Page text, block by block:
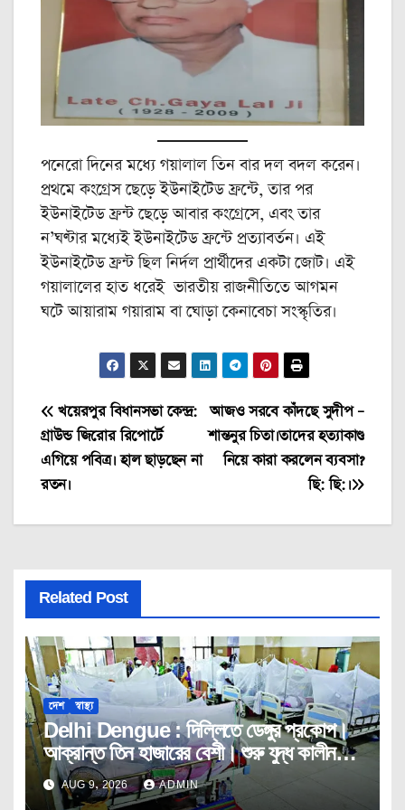
পনেরো দিনের মধ্যে গয়ালাল তিন বার দল বদল করেন।
প্রথমে কংগ্রেস ছেড়ে ইউনাইটেড ফ্রন্টে, তার পর
ইউনাইটেড ফ্রন্ট ছেড়ে আবার কংগ্রেসে, এবং তার
ন’ঘণ্টার মধ্যেই ইউনাইটেড ফ্রন্টে প্রত্যাবর্তন। এই
ইউনাইটেড ফ্রন্ট ছিল নির্দল প্রার্থীদের একটা জোট। এই
গয়ালালের হাত ধরেই ভারতীয় রাজনীতিতে আগমন
ঘটে আয়ারাম গয়ারাম বা ঘোড়া কেনাবেচা সংস্কৃতির।
Post
navigation
আজও সরবে কাঁদছে সুদীপ –
শান্তনুর চিতা।তাদের হত্যাকাণ্ড
নিয়ে কারা করলেন ব্যবসা?
ছি: ছি:।
খয়েরপুর বিধানসভা কেন্দ্র:
গ্রাউন্ড জিরোর রিপোর্টে
এগিয়ে পবিত্র। হাল ছাড়ছেন না
রতন।
Related Post
দেশ স্বাস্থ্য
Delhi Dengue : দিল্লিতে ডেঙ্গুর প্রকোপ।
আক্রান্ত তিন হাজারের বেশী। শুরু যুদ্ধ কালীন
তৎপরতা।
AUG 9, 2026 ADMIN